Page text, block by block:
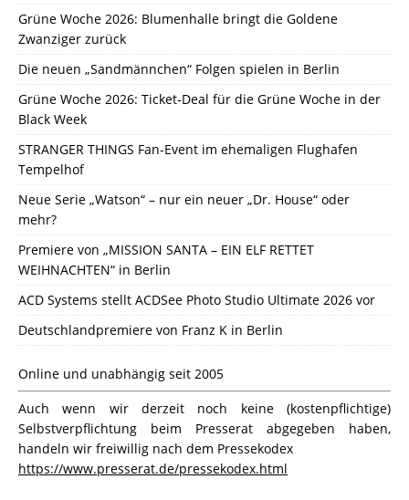
Grüne Woche 2026: Blumenhalle bringt die Goldene
Zwanziger zurück
Die neuen „Sandmännchen“ Folgen spielen in Berlin
Grüne Woche 2026: Ticket-Deal für die Grüne Woche in der
Black Week
STRANGER THINGS Fan-Event im ehemaligen Flughafen
Tempelhof
Neue Serie „Watson“ – nur ein neuer „Dr. House“ oder
mehr?
Premiere von „MISSION SANTA – EIN ELF RETTET
WEIHNACHTEN“ in Berlin
ACD Systems stellt ACDSee Photo Studio Ultimate 2026 vor
Deutschlandpremiere von Franz K in Berlin
Online und unabhängig seit 2005
Auch wenn wir derzeit noch keine (kostenpflichtige)
Selbstverpflichtung beim Presserat abgegeben haben,
handeln wir freiwillig nach dem Pressekodex
https://www.presserat.de/pressekodex.html